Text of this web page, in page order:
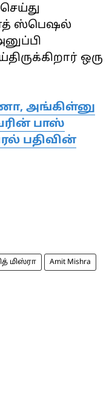
ஸ்பெஷல்
ஒரு
அங்கிள்னு
பாஸ்
பதிவின்
மிஸ்ரா Amit Mishra